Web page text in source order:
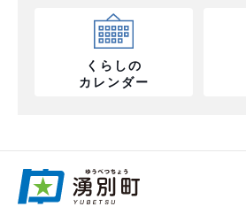
くらしの
カレンダー